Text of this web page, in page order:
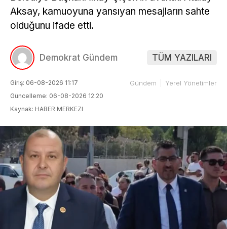
Aksay, kamuoyuna yansıyan mesajların sahte
olduğunu ifade etti.
Demokrat Gündem TÜM YAZILARI
Giriş: 06-08-2026 11:17
Güncelleme: 06-08-2026 12:20
Kaynak: HABER MERKEZI
Gündem Yerel Yönetimler